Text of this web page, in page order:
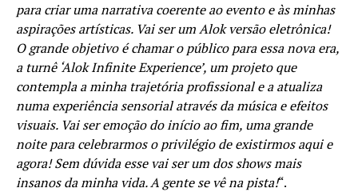
para criar uma narrativa coerente ao evento e às minhas
aspirações artísticas. Vai ser um Alok versão eletrônica!
O grande objetivo é chamar o público para essa nova era,
a turnê ‘Alok Infinite Experience’, um projeto que
contempla a minha trajetória profissional e a atualiza
numa experiência sensorial através da música e efeitos
visuais. Vai ser emoção do início ao fim, uma grande
noite para celebrarmos o privilégio de existirmos aqui e
agora! Sem dúvida esse vai ser um dos shows mais
insanos da minha vida. A gente se vê na pista!“.